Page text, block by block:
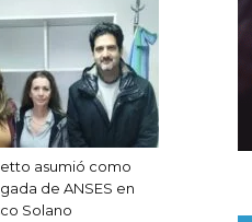
asumió como
de ANSES en
Solano